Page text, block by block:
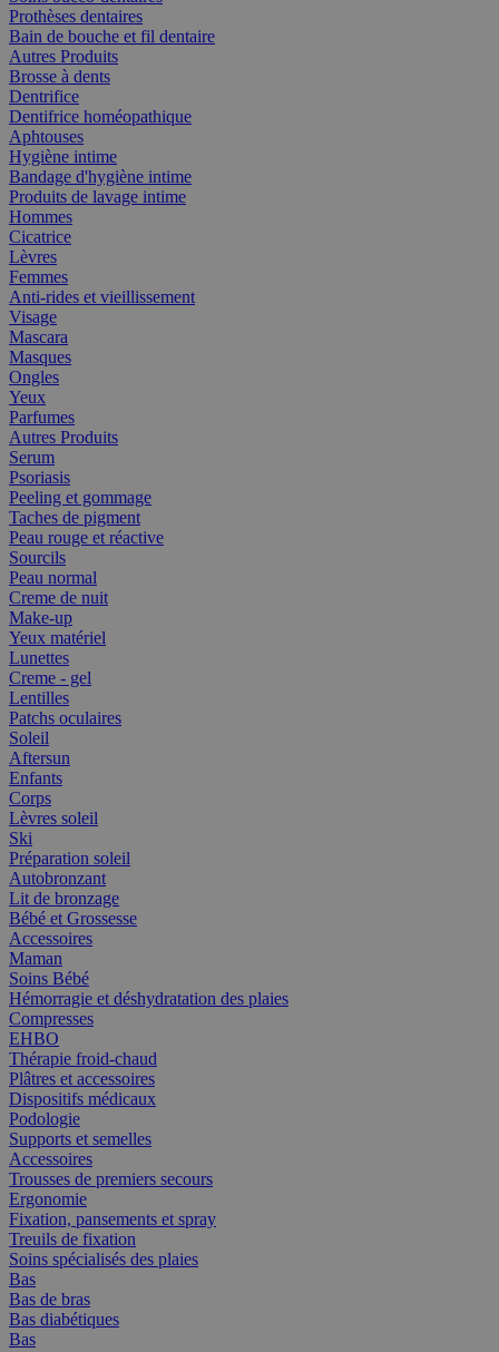
Prothèses dentaires
Bain de bouche et fil dentaire
Autres Produits
Brosse à dents
Dentrifice
Dentifrice homéopathique
Aphtouses
Hygiène intime
Bandage d'hygiène intime
Produits de lavage intime
Hommes
Cicatrice
Lèvres
Femmes
Anti-rides et vieillissement
Visage
Mascara
Masques
Ongles
Yeux
Parfumes
Autres Produits
Serum
Psoriasis
Peeling et gommage
Taches de pigment
Peau rouge et réactive
Sourcils
Peau normal
Creme de nuit
Make-up
Yeux matériel
Lunettes
Creme - gel
Lentilles
Patchs oculaires
Soleil
Aftersun
Enfants
Corps
Lèvres soleil
Ski
Préparation soleil
Autobronzant
Lit de bronzage
Bébé et Grossesse
Accessoires
Maman
Soins Bébé
Hémorragie et déshydratation des plaies
Compresses
EHBO
Thérapie froid-chaud
Plâtres et accessoires
Dispositifs médicaux
Podologie
Supports et semelles
Accessoires
Trousses de premiers secours
Ergonomie
Fixation, pansements et spray
Treuils de fixation
Soins spécialisés des plaies
Bas
Bas de bras
Bas diabétiques
Bas